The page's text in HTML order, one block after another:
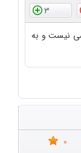
3
نیست و به
0